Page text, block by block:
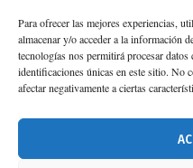
Para ofrecer las mejores experiencias,
almacenar y/o acceder a la información
tecnologías nos permitirá procesar
identificaciones únicas en este sitio. No
afectar negativamente a ciertas